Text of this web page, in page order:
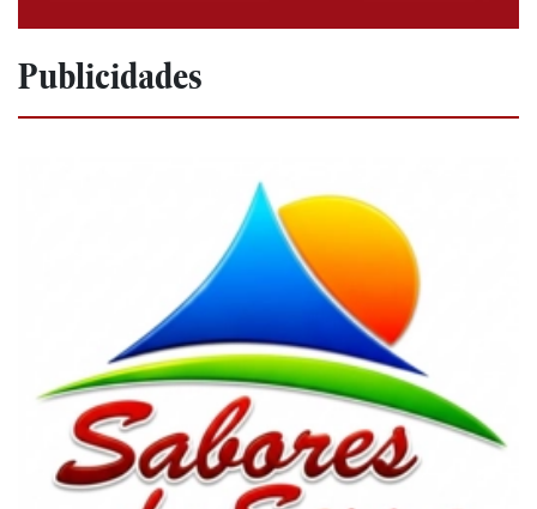
Publicidades